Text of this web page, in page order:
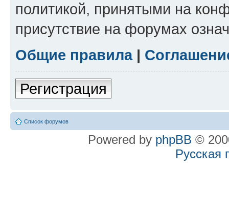
политикой, принятыми на
присутствие на форумах
Общие правила|
Регистрация
Список форумов
Powered by phpBB ©
Русская